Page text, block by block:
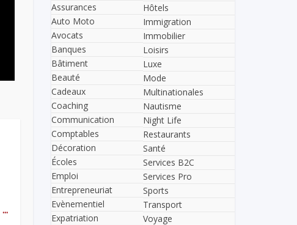
...
Assurances
Auto Moto
Avocats
Banques
Bâtiment
Beauté
Cadeaux
Coaching
Communication
Comptables
Décoration
Écoles
Emploi
Entrepreneuriat
Evènementiel
Expatriation
Hôtels
Immigration
Immobilier
Loisirs
Luxe
Mode
Multinationales
Nautisme
Night Life
Restaurants
Santé
Services B2C
Services Pro
Sports
Transport
Voyage